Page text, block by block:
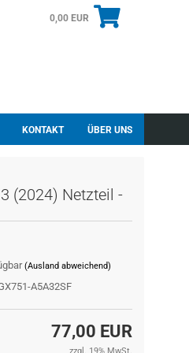
0,00 EUR
KONTAKT ÜBER UNS
(2024) Netzteil -
(Ausland abweichend)
A5A32SF
77,00 EUR